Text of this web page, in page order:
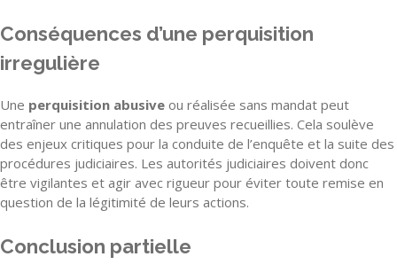
Conséquences d’une perquisition
irregulière
Une perquisition abusive ou réalisée sans mandat peut
entraîner une annulation des preuves recueillies. Cela soulève
des enjeux critiques pour la conduite de l’enquête et la suite des
procédures judiciaires. Les autorités judiciaires doivent donc
être vigilantes et agir avec rigueur pour éviter toute remise en
question de la légitimité de leurs actions.
Conclusion partielle